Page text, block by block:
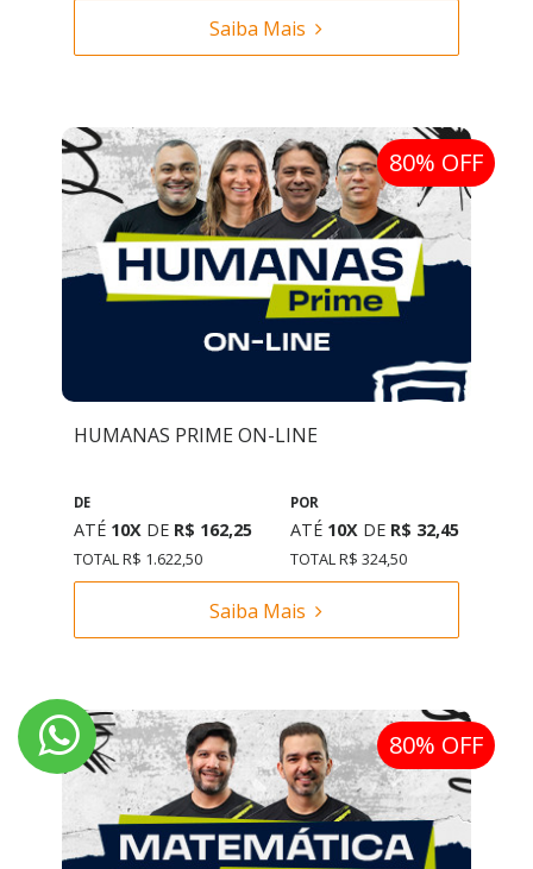
Saiba Mais
80% OFF
HUMANAS PRIME ON-LINE
DE
ATÉ 10X DE R$ 162,25
TOTAL R$ 1.622,50
POR
ATÉ 10X DE R$ 32,45
TOTAL R$ 324,50
Saiba Mais
80% OFF